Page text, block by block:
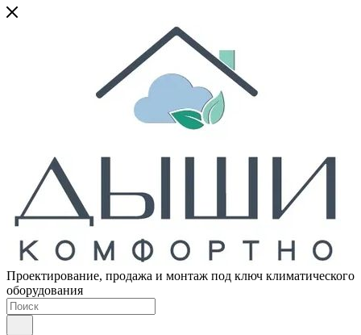
Проектирование, продажа и монтаж под ключ климатического
оборудования